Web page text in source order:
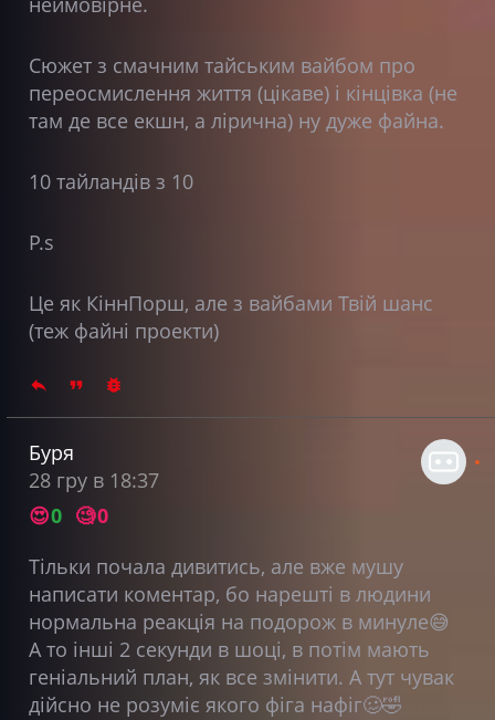
Сюжет з смачним тайським вайбом про
переосмислення життя (цікаве) і кінцівка (не
там де все екшн, а лірична) ну дуже файна.
10 тайландів з 10
P.s
Це як КіннПорш, але з вайбами Твій шанс
(теж файні проекти)
Буря
28 гру в 18:37
😍0 🧐0
Тільки почала дивитись, але вже мушу
написати коментар, бо нарешті в людини
нормальна реакція на подорож в минуле😅
А то інші 2 секунди в шоці, в потім мають
геніальний план, як все змінити. А тут чувак
дійсно не розуміє якого фіга нафіг🥴🤣